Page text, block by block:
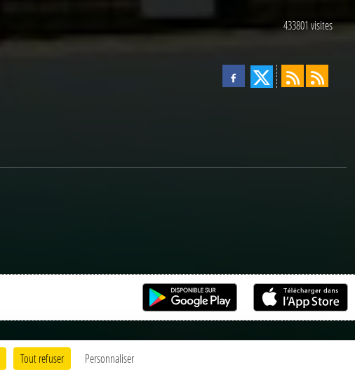
433801visites
Tout refuser Personnaliser